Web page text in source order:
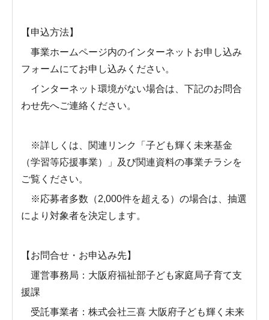
【申込方法】
事業ホームページ内のインターネットお申し込み
フォームにてお申し込みください。
インターネット環境がない場合は、下記のお問合
わせ先へご連絡ください。
※詳しくは、関連リンク「子ども輝く未来基金
（学習等応援事業）」及び関連資料の事業チラシを
ご覧ください。
※応募者多数（2,000件を超える）の場合は、抽選
により対象者を決定します。
【お問合せ・お申込み先】
運営事務局：大阪府福祉部子ども家庭局子育て支
援課
受託事業者：株式会社三喜 大阪府子ども輝く未来